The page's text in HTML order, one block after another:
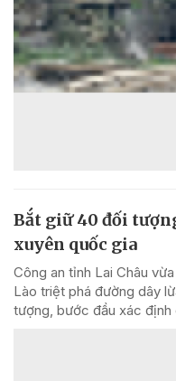
Bắt giữ 40 đối
xuyên quốc gia
Công an tỉnh Lai Châu
Lào triệt phá đường dây
tượng, bước đầu xác